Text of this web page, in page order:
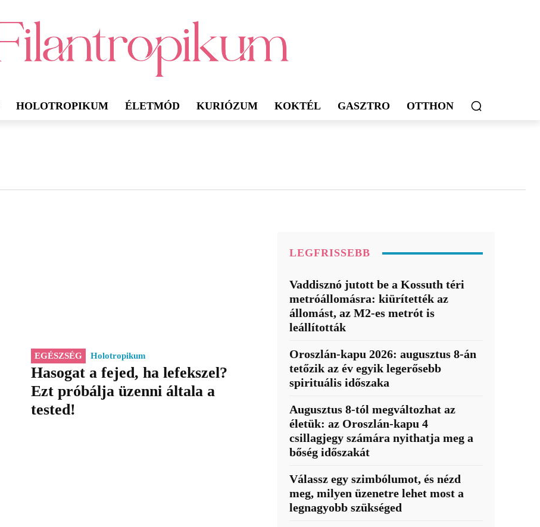
HOLOTROPIKUM ÉLETMÓD KURIÓZUM KOKTÉL GASZTRO OTTHON
EGÉSZSÉG Holotropikum
Hasogat a fejed, ha lefekszel?
Ezt próbálja üzenni általa a
tested!
LEGFRISSEBB
Vaddisznó jutott be a Kossuth téri
metróállomásra: kiürítették az
állomást, az M2-es metrót is
leállították
Oroszlán-kapu 2026: augusztus 8-án
tetőzik az év egyik legerősebb
spirituális időszaka
Augusztus 8-tól megváltozhat az
életük: az Oroszlán-kapu 4
csillagjegy számára nyithatja meg a
bőség időszakát
Válassz egy szimbólumot, és nézd
meg, milyen üzenetre lehet most a
legnagyobb szükséged